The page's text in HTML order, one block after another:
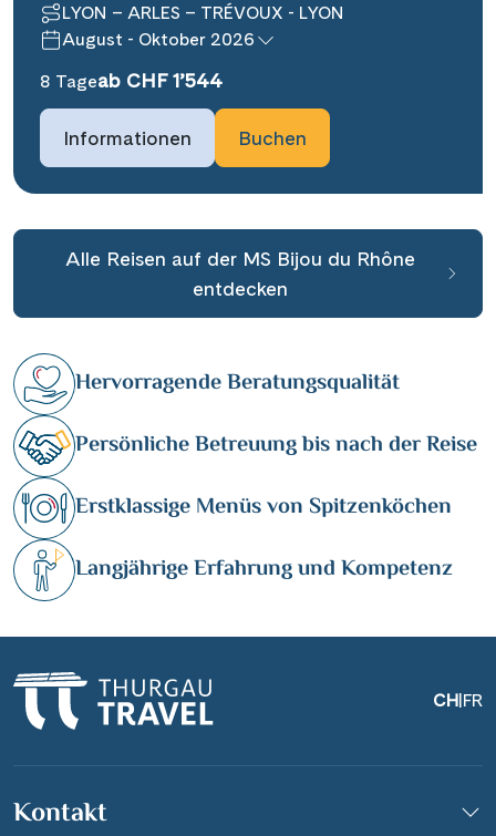
LYON – ARLES – TRÉVOUX - LYON
August - Oktober 2026
8 Tageab CHF 1’544
Informationen Buchen
Alle Reisen auf der MS Bijou du Rhône
entdecken
Hervorragende Beratungsqualität
Persönliche Betreuung bis nach der Reise
Erstklassige Menüs von Spitzenköchen
Langjährige Erfahrung und Kompetenz
CH|FR
Kontakt